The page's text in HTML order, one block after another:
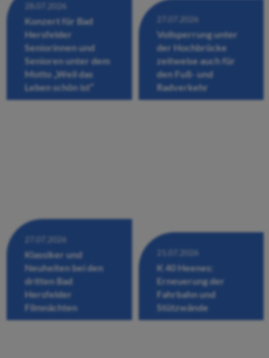
28.07.2026
Konzert für Bad
Hersfelder
Seniorinnen und
Senioren unter dem
Motto „Weil das
Leben schön ist“
27.07.2026
Vollsperrung unter
der Hochbrücke
zeitweise auch für
den Fuß- und
Radverkehr
27.07.2026
Klassiker und
Neuheiten bei den
dritten Bad
Hersfelder
Filmnächten
21.07.2026
K 40 Heenes:
Erneuerung der
Fahrbahn und
Stützwände